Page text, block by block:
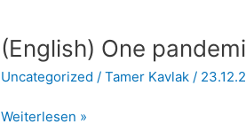
(English) One
Uncategorized /Tamer Kavlak/
(English)
Weiterlesen »